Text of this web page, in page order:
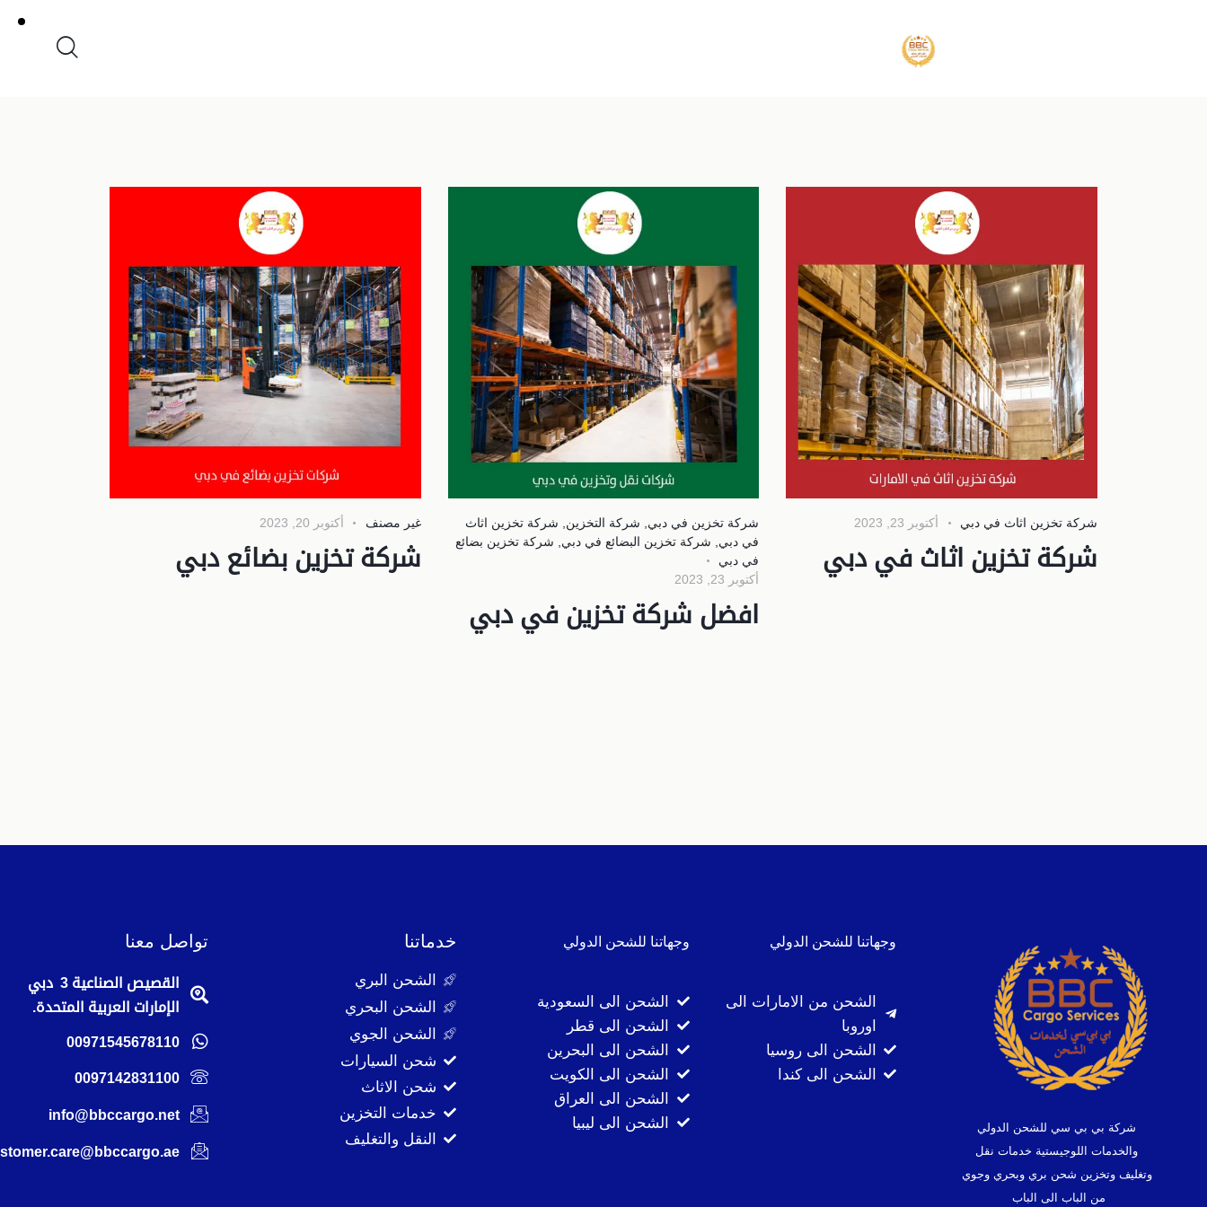
شركة تخزين اثاث في دبي أكتوبر 23, 2023
شركة تخزين اثاث في دبي
شركة تخزين في دبي شركة التخزين
شركة تخزين اثاث
في دبي
شركة تخزين البضائع في دبي
شركة تخزين بضائع
في دبي
أكتوبر 23, 2023
افضل شركة تخزين في دبي
غير مصنف أكتوبر 20, 2023
شركة تخزين بضائع دبي
شركة بي بي سي للشحن الدولي
والخدمات اللوجيستية خدمات نقل
وتغليف وتخزين شحن بري وبحري وجوي
من الباب الى الباب
وجهاتنا للشحن الدولي
الشحن من الامارات الى
اوروبا
الشحن الى روسيا
الشحن الى كندا
وجهاتنا للشحن الدولي
الشحن الى السعودية
الشحن الى قطر
الشحن الى البحرين
الشحن الى الكويت
الشحن الى العراق
الشحن الى ليبيا
خدماتنا
الشحن البري
الشحن البحري
الشحن الجوي
شحن السيارات
شحن الاثاث
خدمات التخزين
النقل والتغليف
تواصل معنا
القصيص الصناعية 3 دبي
الإمارات العربية المتحدة.
00971545678110
0097142831100
info@bbccargo.net